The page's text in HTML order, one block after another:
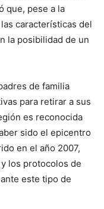
que, pese a la
características del
la posibilidad de un
de familia
para retirar a sus
es reconocida
sido el epicentro
en el año 2007,
los protocolos de
este tipo de